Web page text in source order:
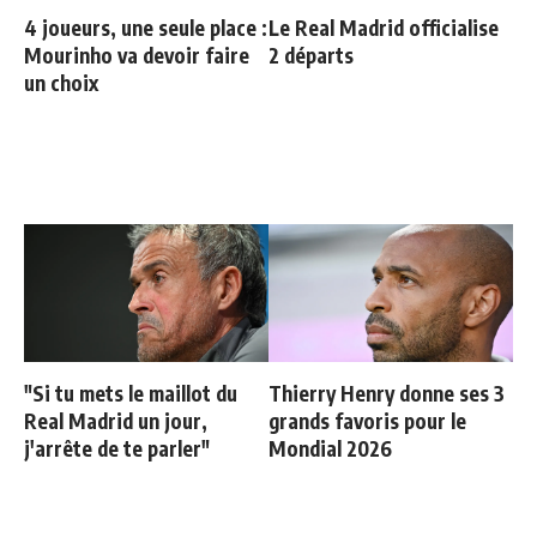
4 joueurs, une seule place :
Mourinho va devoir faire
un choix
Le Real Madrid officialise
2 départs
"Si tu mets le maillot du
Real Madrid un jour,
j'arrête de te parler"
Thierry Henry donne ses 3
grands favoris pour le
Mondial 2026